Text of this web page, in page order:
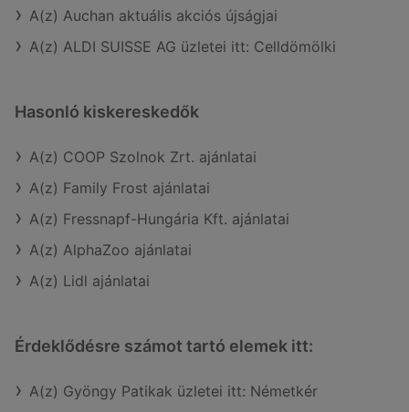
A(z) Auchan aktuális akciós újságjai
A(z) ALDI SUISSE AG üzletei itt: Celldömölki
Hasonló kiskereskedők
A(z) COOP Szolnok Zrt. ajánlatai
A(z) Family Frost ajánlatai
A(z) Fressnapf-Hungária Kft. ajánlatai
A(z) AlphaZoo ajánlatai
A(z) Lidl ajánlatai
Érdeklődésre számot tartó elemek itt:
A(z) Gyöngy Patikak üzletei itt: Németkér